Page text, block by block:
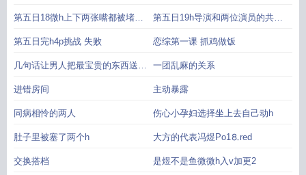
第五日18微h上下两张嘴都被堵住
了
第五日19h导演和两位演员的共同
演
第五日完h4p挑战 失败 恋综第一课 抓鸡做饭
几句话让男人把最宝贵的东西送给
她
一团乱麻的关系
进错房间 主动暴露
同病相怜的两人 伤心小孕妇选择坐上去自己动h
肚子里被塞了两个h 大方的代表冯煜Рo1⒏red
交换搭档 是煜不是鱼微微h入v加更2